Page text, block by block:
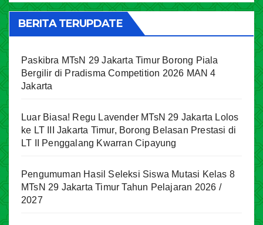
BERITA TERUPDATE
Paskibra MTsN 29 Jakarta Timur Borong Piala
Bergilir di Pradisma Competition 2026 MAN 4
Jakarta
Luar Biasa! Regu Lavender MTsN 29 Jakarta Lolos
ke LT III Jakarta Timur, Borong Belasan Prestasi di
LT II Penggalang Kwarran Cipayung
Pengumuman Hasil Seleksi Siswa Mutasi Kelas 8
MTsN 29 Jakarta Timur Tahun Pelajaran 2026 /
2027